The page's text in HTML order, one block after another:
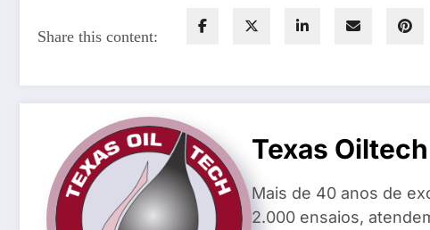
Share this content:
Texas
Mais de 40 anos de
2.000 ensaios,